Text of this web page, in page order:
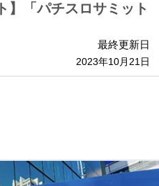
】「パチスロサミット
最終更新日
2023年10月21日